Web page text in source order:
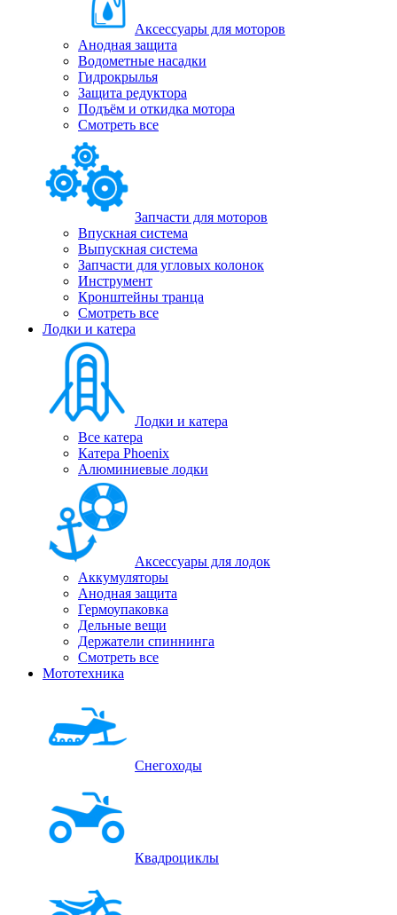
Аксессуары для моторов
Анодная защита
Водометные насадки
Гидрокрылья
Защита редуктора
Подъём и откидка мотора
Смотреть все
Запчасти для моторов
Впускная система
Выпускная система
Запчасти для угловых колонок
Инструмент
Кронштейны транца
Смотреть все
Лодки и катера
Лодки и катера
Все катера
Катера Phoenix
Алюминиевые лодки
Аксессуары для лодок
Аккумуляторы
Анодная защита
Гермоупаковка
Дельные вещи
Держатели спиннинга
Смотреть все
Мототехника
Снегоходы
Квадроциклы